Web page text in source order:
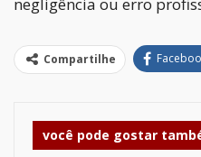
negligência ou erro
Compartilhe
você pode gostar